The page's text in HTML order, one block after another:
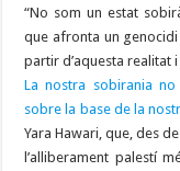
“No som un estat
que afronta un
partir d’aquesta realitat
La nostra sobirania
sobre la base de la
Yara Hawari, que, des
l’alliberament palestí